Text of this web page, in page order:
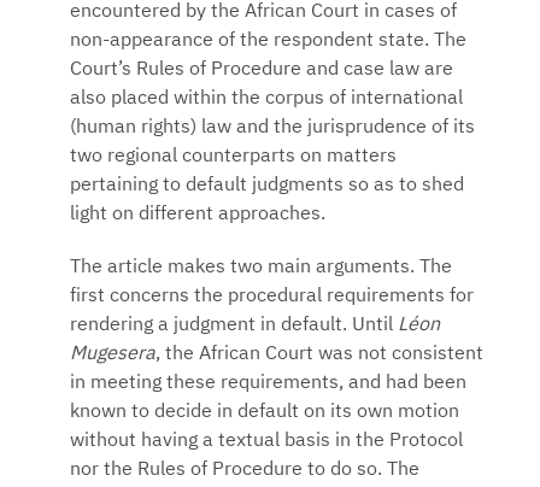
encountered by the African Court in cases of
non-appearance of the respondent state. The
Court’s Rules of Procedure and case law are
also placed within the corpus of international
(human rights) law and the jurisprudence of its
two regional counterparts on matters
pertaining to default judgments so as to shed
light on different approaches.
The article makes two main arguments. The
first concerns the procedural requirements for
rendering a judgment in default. Until Léon
Mugesera, the African Court was not consistent
in meeting these requirements, and had been
known to decide in default on its own motion
without having a textual basis in the Protocol
nor the Rules of Procedure to do so. The